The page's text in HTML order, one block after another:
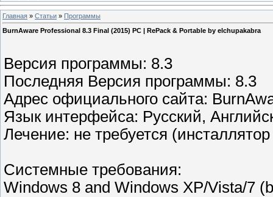
Главная » Статьи » Программы
BurnAware Professional 8.3 Final (2015) PC | RePack & Portable by elchupakabra
Версия программы: 8.3
Последняя Версия программы: 8.3
Адрес официального сайта:
Язык интерфейса: Русский,
Лечение: не требуется
Системные требования:
Windows 8 and Windows XP/Vista/7